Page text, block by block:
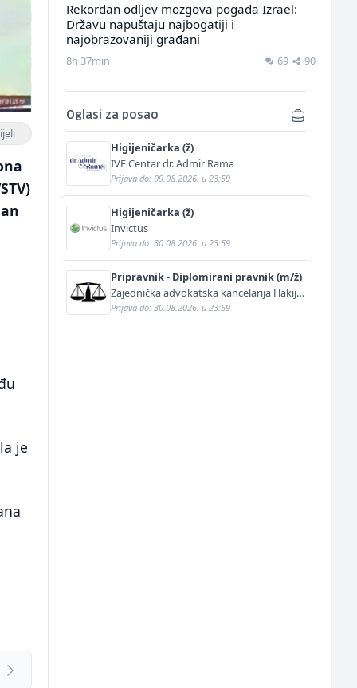
je
Rekordan odljev mozgova pogađa Izrael:
Državu napuštaju najbogatiji i
najobrazovaniji građani
8h 37min 69 90
Oglasi za posao
Higijeničarka (ž)
IVF Centar dr. Admir Rama
Prijava do: 09.08.2026. u 23:59
Higijeničarka (ž)
Invictus
Prijava do: 30.08.2026. u 23:59
Pripravnik - Diplomirani pravnik (m/ž)
Zajednička advokatska kancelarija Hakija
Kurtović i Adis Kurtović
Prijava do: 30.08.2026. u 23:59